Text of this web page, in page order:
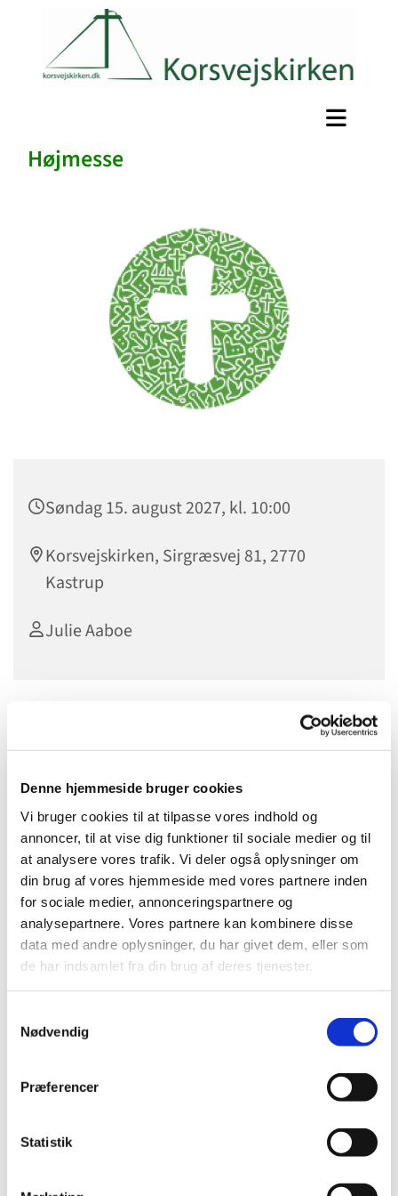
Denne hjemmeside bruger cookies
Vi bruger cookies til at tilpasse vores indhold og
annoncer, til at vise dig funktioner til sociale medier og til
at analysere vores trafik. Vi deler også oplysninger om
din brug af vores hjemmeside med vores partnere inden
for sociale medier, annonceringspartnere og
analysepartnere. Vores partnere kan kombinere disse
data med andre oplysninger, du har givet dem, eller som
de har indsamlet fra din brug af deres tjenester.
Nødvendig
Præferencer
Statistik
Højmesse
Søndag 15. august 2027, kl. 10:00
Korsvejskirken, Sirgræsvej 81, 2770
Kastrup
Julie Aaboe
Du vil måske også kunne lide...